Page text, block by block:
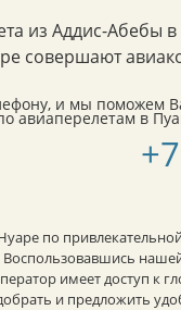
из Аддис-Абебы
совершают
и мы поможем
в
по
имеет доступ к
и предложить